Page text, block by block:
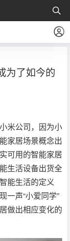
为了如今的
米公司，因为小
家居场景概念出
可用的智能家居
生活设备出货全
能生活的定义
一声“小爱同学”
做出相应变化的